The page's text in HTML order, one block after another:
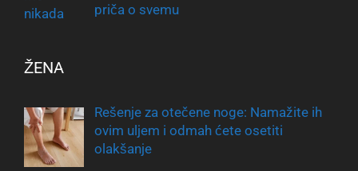
priča o svemu
ŽENA
Rešenje za otečene noge: Namažite ih
ovim uljem i odmah ćete osetiti
olakšanje